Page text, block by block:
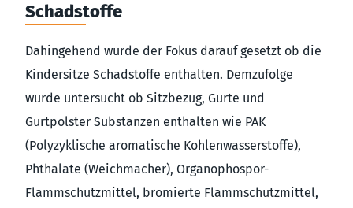
Schadstoffe
Dahingehend wurde der Fokus darauf gesetzt ob die
Kindersitze Schadstoffe enthalten. Demzufolge
wurde untersucht ob Sitzbezug, Gurte und
Gurtpolster Substanzen enthalten wie PAK
(Polyzyklische aromatische Kohlenwasserstoffe),
Phthalate (Weichmacher), Organophospor-
Flammschutzmittel, bromierte Flammschutzmittel,